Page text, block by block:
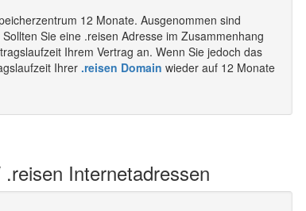
12 Monate. Ausgenommen sind
Sie eine .reisen Adresse im Zusammenhang
Ihrem Vertrag an. Wenn Sie jedoch das
Ihrer .reisen Domain wieder auf 12 Monate
Internetadressen